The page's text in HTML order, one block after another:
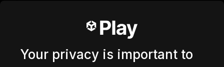
Your privacy is important to